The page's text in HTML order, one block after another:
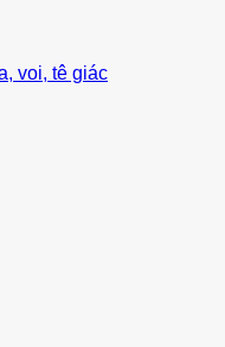
voi, tê giác